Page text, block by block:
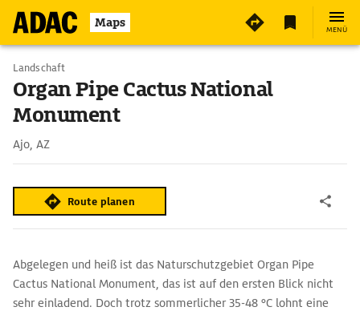
Maps MENÜ
Landschaft
Organ Pipe Cactus National
Monument
Ajo, AZ
Route planen
Abgelegen und heiß ist das Naturschutzgebiet Organ Pipe
Cactus National Monument, das ist auf den ersten Blick nicht
sehr einladend. Doch trotz sommerlicher 35-48 °C lohnt eine